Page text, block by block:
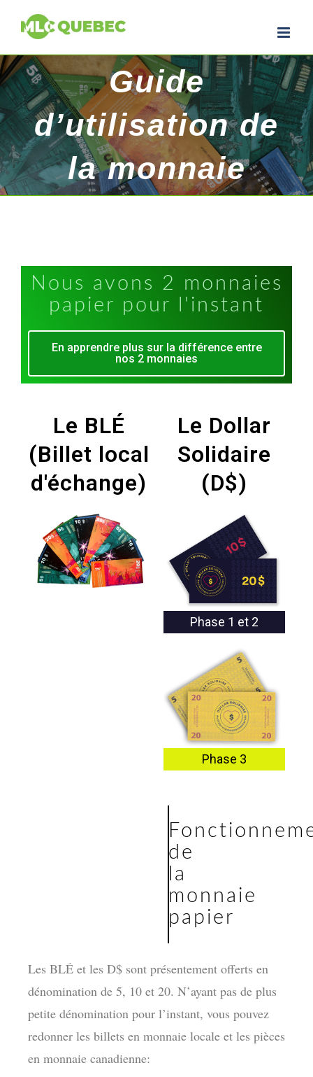
Guide
d’utilisation de
la monnaie
Nous avons 2 monnaies
papier pour l'instant
En apprendre plus sur la différence entre
nos 2 monnaies
Le BLÉ
(Billet local
d'échange)
Le Dollar
Solidaire
(D$)
Phase 1 et 2
Phase 3
de
la
monnaie
papier
Les BLÉ et les D$ sont présentement offerts en
dénomination de 5, 10 et 20. N’ayant pas de plus
petite dénomination pour l’instant, vous pouvez
redonner les billets en monnaie locale et les pièces
en monnaie canadienne: